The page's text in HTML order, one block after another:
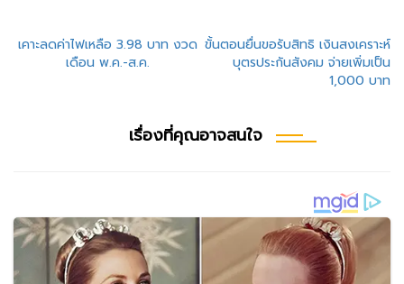
แนะแนว
เรื่อง
เคาะลดค่าไฟเหลือ 3.98 บาท งวด
เดือน พ.ค.-ส.ค.
ขั้นตอนยื่นขอรับสิทธิ เงินสงเคราะห์
บุตรประกันสังคม จ่ายเพิ่มเป็น
1,000 บาท
เรื่องที่คุณอาจสนใจ